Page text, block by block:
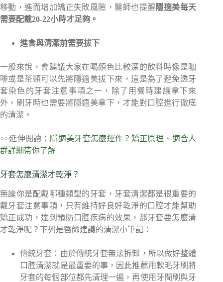
移動，進而增加矯正失敗風險，醫師也提醒 隱適美每天
需要配戴20-22小時才足夠。
進食與清潔前需要拔下
一般來說，會建議大家在喝顏色比較深的飲料時像是咖
啡或是茶類可以先將隱適美拔下來，這是為了避免透牙
套染色的牙套注意事項之一，除了用餐時建議拿下來
外，刷牙時也需要將隱適美拿下，才能對口腔進行徹底
的清潔。
>>延伸閱讀 ：隱適美牙套怎麼運作？矯正原理、適合人
群詳細帶你了解
牙套怎麼清潔才乾淨？
無論你是配戴哪種類型的牙套，牙套清潔都是很重要的
戴牙套注意事項，只有維持好良好乾淨的口腔才能幫助
矯正成功，達到預防口腔疾病的效果，那牙套要怎麼清
才乾淨呢？下列是醫師建議的清潔小筆記：
傳統牙套：由於傳統牙套無法拆卸，所以做好整體
口腔清潔就是最重要的事，因此推薦用軟毛牙刷將
牙套的每個部位都先清理一遍，再使用牙間刷與牙